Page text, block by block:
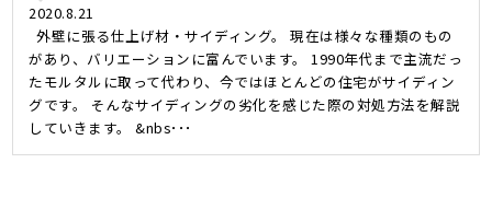
2020.8.21
外壁に張る仕上げ材・サイディング。 現在は様々な種類のもの
があり、バリエーションに富んでいます。 1990年代まで主流だっ
たモルタルに取って代わり、今ではほとんどの住宅がサイディン
グです。 そんなサイディングの劣化を感じた際の対処方法を解説
していきます。 &nbs･･･